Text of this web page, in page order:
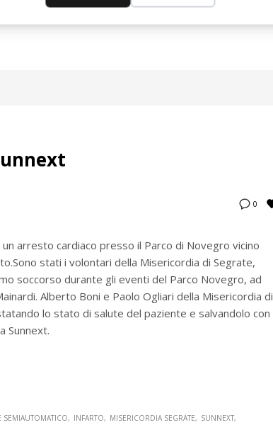
0
arresto cardiaco presso il Parco di Novegro vicino
stati i volontari della Misericordia di Segrate,
soccorso durante gli eventi del Parco Novegro, ad
Alberto Boni e Paolo Ogliari della Misericordia di
lo stato di salute del paziente e salvandolo con
Sunnext.
SEMIAUTOMATICO INFARTO MISERICORDIA SEGRATE SUNNEXT